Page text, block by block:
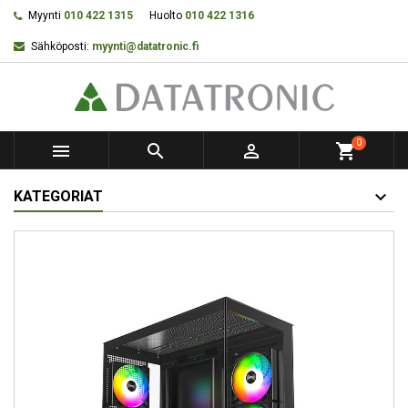
Myynti 010 422 1315 Huolto 010 422 1316
Sähköposti: myynti@datatronic.fi
   shopping_cart0
KATEGORIAT